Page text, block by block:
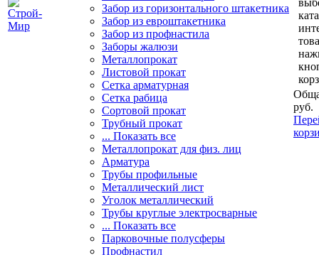
Забор из горизонтального штакетника
Забор из евроштакетника
Забор из профнастила
Заборы жалюзи
Металлопрокат
Листовой прокат
Сетка арматурная
Сетка рабица
Сортовой прокат
Трубный прокат
... Показать все
Металлопрокат для физ. лиц
Арматура
Трубы профильные
Металлический лист
Уголок металлический
Трубы круглые электросварные
... Показать все
Парковочные полусферы
Профнастил
руб.